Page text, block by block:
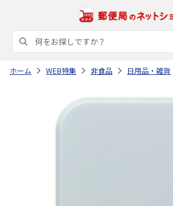
ホーム WEB特集 非食品 日用品・雑貨